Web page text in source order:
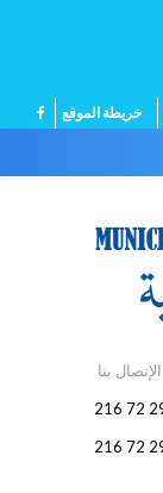
خريطة الموقع
الإتصال بنا